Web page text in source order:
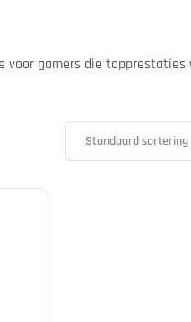
voor gamers die